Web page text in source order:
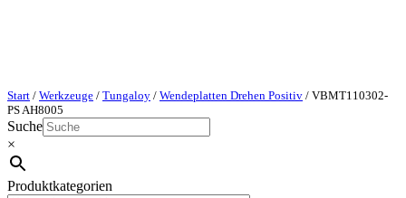
Start / Werkzeuge / Tungaloy / Wendeplatten Drehen Positiv / VBMT110302-
PS AH8005
Suche
×
Produktkategorien